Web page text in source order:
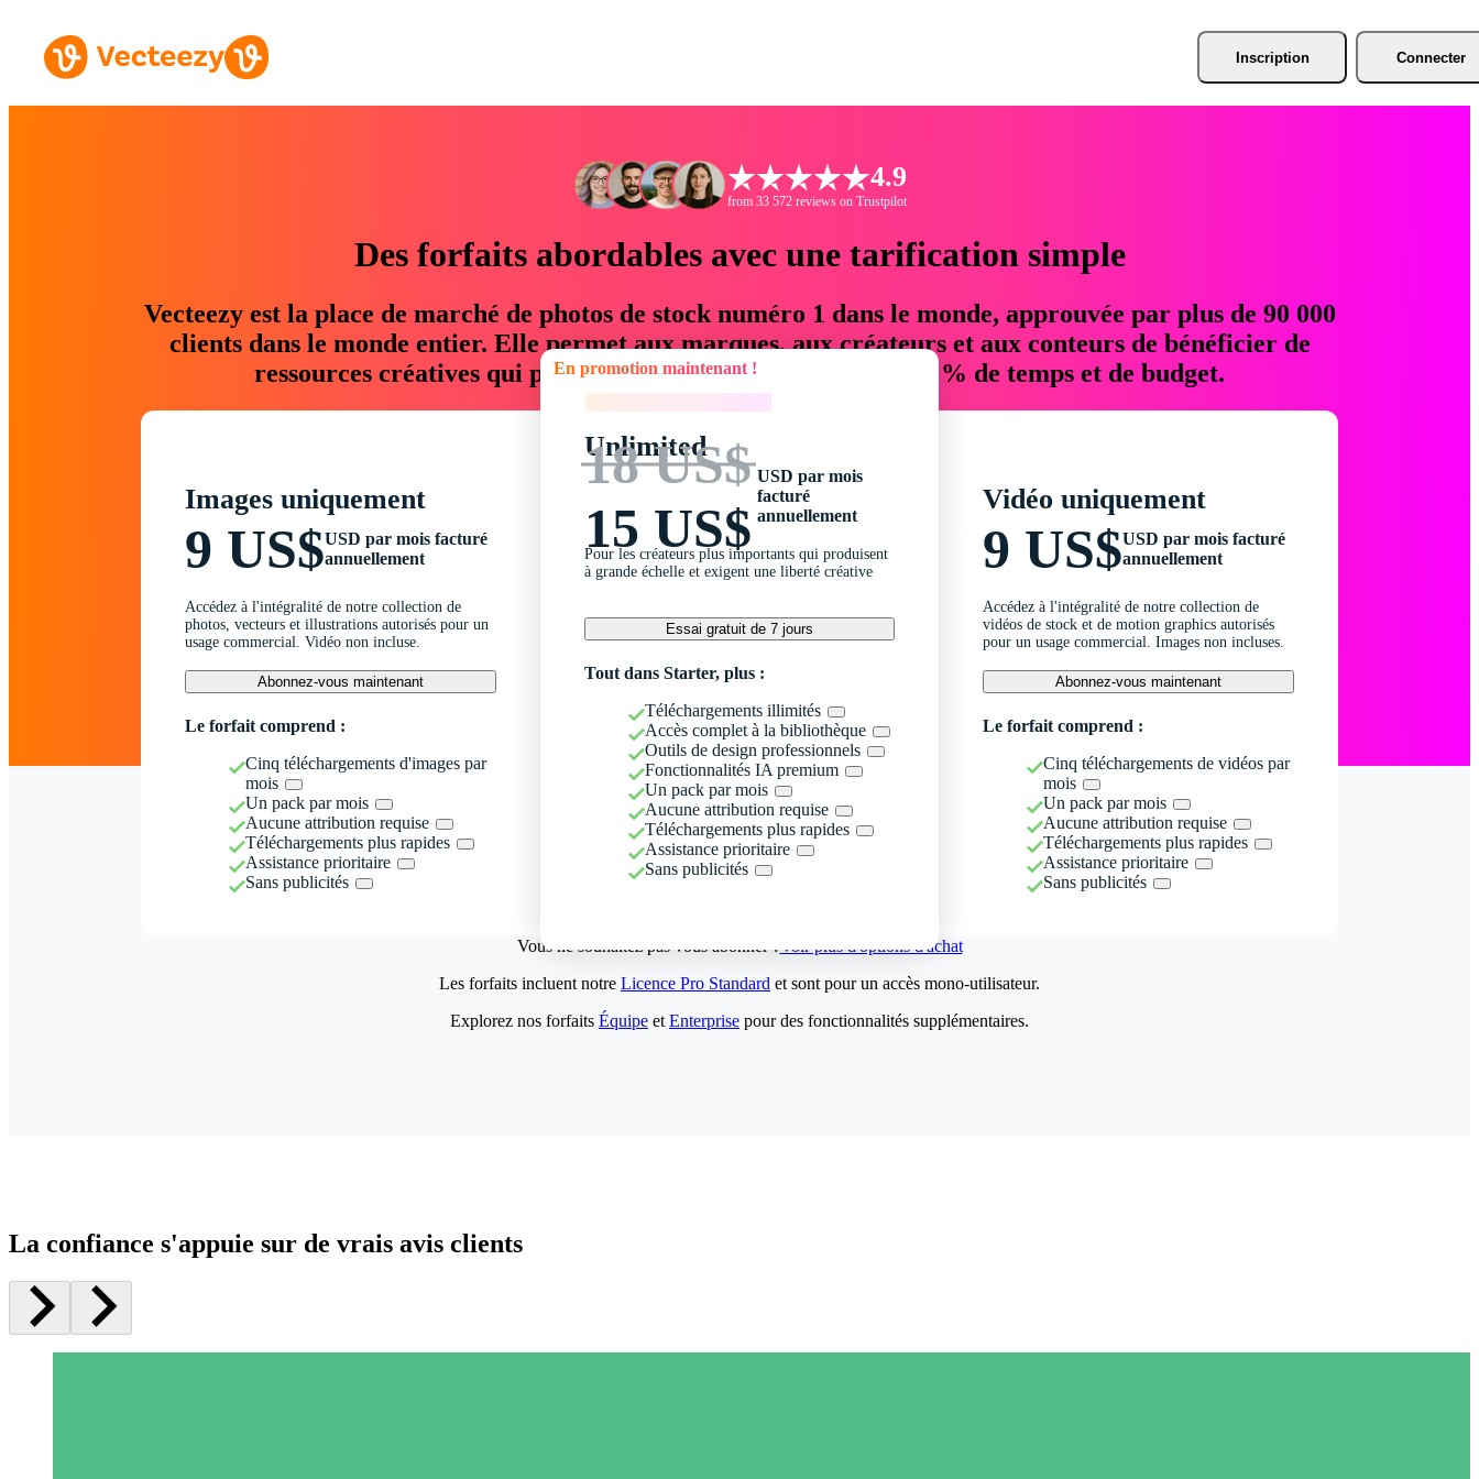
Inscription Connecter
4.9
from 33 572 reviews on Trustpilot
Des forfaits abordables avec une tarification simple
Vecteezy est la place de marché de photos de stock numéro 1 dans le monde, approuvée par plus de 90 000
clients dans le monde entier. Elle permet aux marques, aux créateurs et aux conteurs de bénéficier de
ressources créatives qui permettent d'économiser jusqu'à 76 % de temps et de budget.
Images uniquement
9 US$USD par mois facturé
annuellement
Accédez à l'intégralité de notre collection de
photos, vecteurs et illustrations autorisés pour un
usage commercial. Vidéo non incluse.
Abonnez-vous maintenant
Le forfait comprend :
Cinq téléchargements d'images par
mois
Un pack par mois
Aucune attribution requise
Téléchargements plus rapides
Assistance prioritaire
Sans publicités
En promotion maintenant !
Unlimited
18 US$
15 US$
USD par mois
facturé
annuellement
Pour les créateurs plus importants qui produisent
à grande échelle et exigent une liberté créative
Essai gratuit de 7 jours
Tout dans Starter, plus :
Téléchargements illimités
Accès complet à la bibliothèque
Outils de design professionnels
Fonctionnalités IA premium
Un pack par mois
Aucune attribution requise
Téléchargements plus rapides
Assistance prioritaire
Sans publicités
Vidéo uniquement
9 US$USD par mois facturé
annuellement
Accédez à l'intégralité de notre collection de
vidéos de stock et de motion graphics autorisés
pour un usage commercial. Images non incluses.
Abonnez-vous maintenant
Le forfait comprend :
Cinq téléchargements de vidéos par
mois
Un pack par mois
Aucune attribution requise
Téléchargements plus rapides
Assistance prioritaire
Sans publicités
Vous ne souhaitez pas vous abonner ?Voir plus d'options d'achat
Les forfaits incluent notre Licence Pro Standard et sont pour un accès mono-utilisateur.
Explorez nos forfaits Équipe et Enterprise pour des fonctionnalités supplémentaires.
La confiance s'appuie sur de vrais avis clients